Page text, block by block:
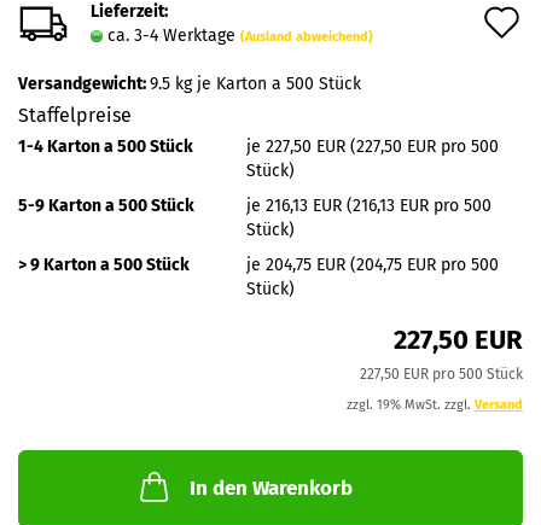
Lieferzeit:
ca. 3-4 Werktage (Ausland abweichend)
Versandgewicht:9.5 kg je Karton a 500 Stück
Staffelpreise
1-4 Karton a 500 Stück
je 227,50 EUR (227,50 EUR pro 500
Stück)
5-9 Karton a 500 Stück
je 216,13 EUR (216,13 EUR pro 500
Stück)
> 9 Karton a 500 Stück
je 204,75 EUR (204,75 EUR pro 500
Stück)
227,50 EUR
227,50 EUR pro 500 Stück
zzgl. 19% MwSt. zzgl. Versand
In den Warenkorb